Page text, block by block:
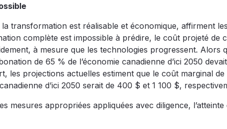
transformation est réalisable et économique, affirment
complète est impossible à prédire, le coût projeté de
à mesure que les technologies progressent. Alors
de 65 % de l’économie canadienne d’ici 2050
les projections actuelles estiment que le coût marginal de
d’ici 2050 serait de 400 $ et 1 100 $,
mesures appropriées appliquées avec diligence, l’atteinte